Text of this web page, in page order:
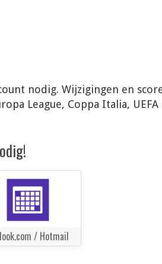
nodig. Wijzigingen en
League, Coppa Italia, UEFA
/ Hotmail